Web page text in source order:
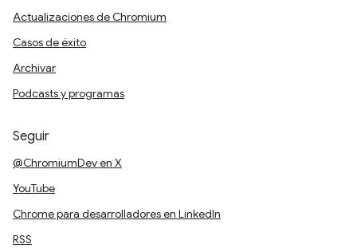
Actualizaciones de Chromium
Casos de éxito
Archivar
Podcasts y programas
Seguir
@ChromiumDev en X
YouTube
Chrome para desarrolladores en LinkedIn
RSS